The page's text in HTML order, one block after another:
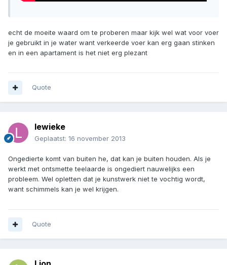
echt de moeite waard om te proberen maar kijk wel wat voor voer
je gebruikt in je water want verkeerde voer kan erg gaan stinken
en in een apartament is het niet erg plezant
Quote
lewieke
Geplaatst: 16 november 2013
Ongedierte komt van buiten he, dat kan je buiten houden. Als je
werkt met ontsmette teelaarde is ongediert nauwelijks een
probleem. Wel opletten dat je kunstwerk niet te vochtig wordt,
want schimmels kan je wel krijgen.
Quote